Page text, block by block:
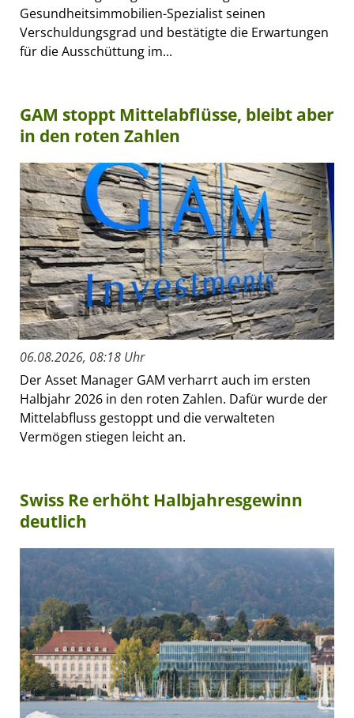
Gesundheitsimmobilien-Spezialist seinen
Verschuldungsgrad und bestätigte die Erwartungen
für die Ausschüttung im...
GAM stoppt Mittelabflüsse, bleibt aber
in den roten Zahlen
06.08.2026, 08:18 Uhr
Der Asset Manager GAM verharrt auch im ersten
Halbjahr 2026 in den roten Zahlen. Dafür wurde der
Mittelabfluss gestoppt und die verwalteten
Vermögen stiegen leicht an.
Swiss Re erhöht Halbjahresgewinn
deutlich